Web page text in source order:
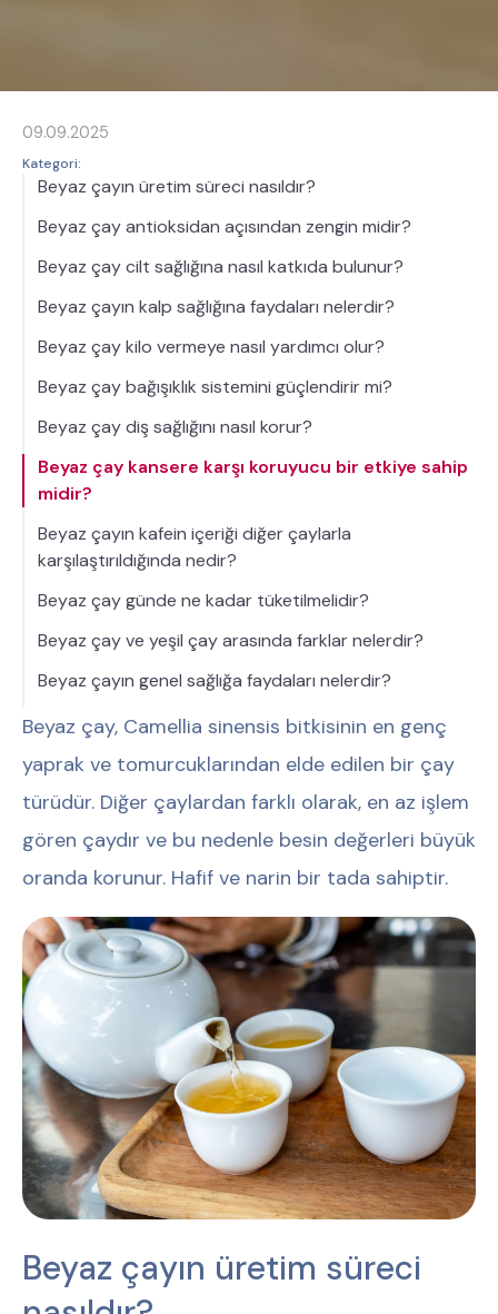
09.09.2025
Kategori:
Beyaz çayın üretim süreci nasıldır?
Beyaz çay antioksidan açısından zengin midir?
Beyaz çay cilt sağlığına nasıl katkıda bulunur?
Beyaz çayın kalp sağlığına faydaları nelerdir?
Beyaz çay kilo vermeye nasıl yardımcı olur?
Beyaz çay bağışıklık sistemini güçlendirir mi?
Beyaz çay diş sağlığını nasıl korur?
Beyaz çay kansere karşı koruyucu bir etkiye sahip
midir?
Beyaz çayın kafein içeriği diğer çaylarla
karşılaştırıldığında nedir?
Beyaz çay günde ne kadar tüketilmelidir?
Beyaz çay ve yeşil çay arasında farklar nelerdir?
Beyaz çayın genel sağlığa faydaları nelerdir?
Beyaz çay, Camellia sinensis bitkisinin en genç
yaprak ve tomurcuklarından elde edilen bir çay
türüdür. Diğer çaylardan farklı olarak, en az işlem
gören çaydır ve bu nedenle besin değerleri büyük
oranda korunur. Hafif ve narin bir tada sahiptir.
Beyaz çayın üretim süreci